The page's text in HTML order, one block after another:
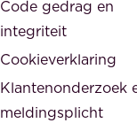
i
n
t
g
o
v
e
r
h
Code gedrag en
integriteit
Cookieverklaring
Klantenonderzoek
meldingsplicht